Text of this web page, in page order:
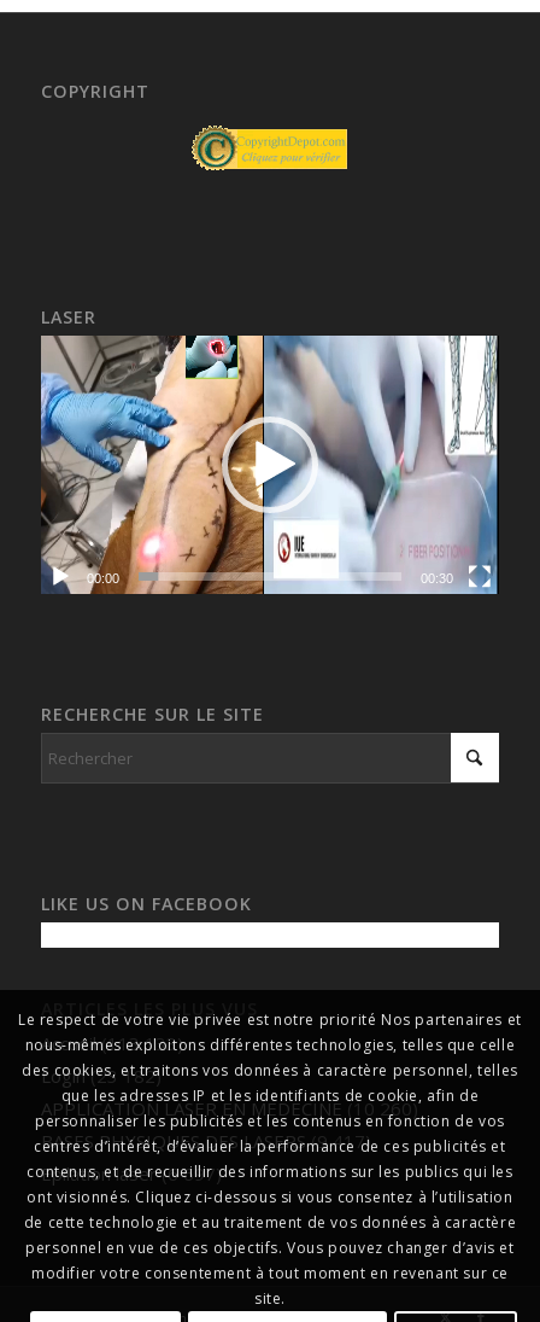
COPYRIGHT
LASER
00:00 00:30
RECHERCHE SUR LE SITE
LIKE US ON FACEBOOK
ARTICLES LES PLUS VUS
Accueil (113 133)
Login (23 182)
APPLICATION LASER EN MEDECINE (10 260)
BASES PHYSIQUES DES LASERS (9 417)
Epilation laser (6 697)
© Copyrightformationlasersmédicaux
Le respect de votre vie privée est notre priorité Nos partenaires et
nous-mêmes exploitons différentes technologies, telles que celle
des cookies, et traitons vos données à caractère personnel, telles
que les adresses IP et les identifiants de cookie, afin de
personnaliser les publicités et les contenus en fonction de vos
centres d’intérêt, d’évaluer la performance de ces publicités et
contenus, et de recueillir des informations sur les publics qui les
ont visionnés. Cliquez ci-dessous si vous consentez à l’utilisation
de cette technologie et au traitement de vos données à caractère
personnel en vue de ces objectifs. Vous pouvez changer d’avis et
modifier votre consentement à tout moment en revenant sur ce
site.